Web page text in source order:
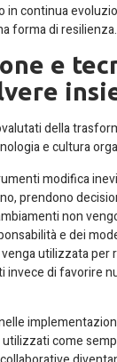
continua
forma di resilienza.
e
della
e cultura
modifica
prendono
non
e dei
utilizzata per
invece di favorire
come